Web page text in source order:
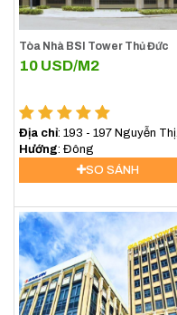
Tòa Nhà BSI Tower Thủ Đức
10 USD/M2
Địa chỉ: 193 - 197 Nguyễn Thị
Nhung, P. Hiệp Bình Phước, TP.
Hướng : Đông
SO SÁNH